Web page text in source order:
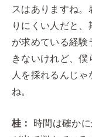
スはありますね
りにくい人だと
が求めている経
きないけれど、
人を採れるんじ
ね。
桂： 時間は確か